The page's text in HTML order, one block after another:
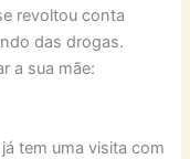
revoltou conta
das drogas.
a sua mãe:
tem uma visita com